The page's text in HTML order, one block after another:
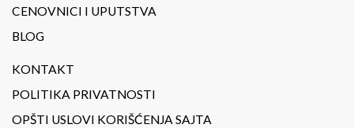
CENOVNICI I UPUTSTVA
BLOG
KONTAKT
POLITIKA PRIVATNOSTI
OPŠTI USLOVI KORIŠĆENJA SAJTA